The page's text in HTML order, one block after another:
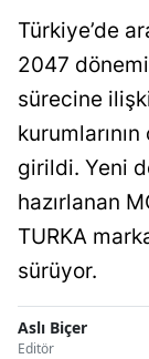
Türkiye’de
2047
sürecine
girildi. Yeni
hazırlanan
TURKA
sürüyor.
Aslı Biçer
Editör